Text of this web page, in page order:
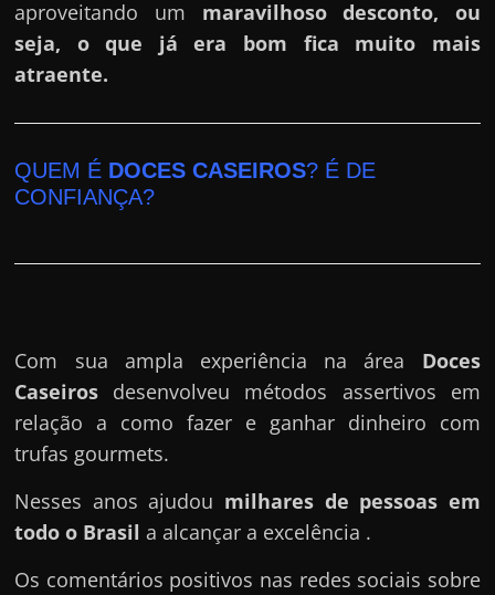
aproveitando um maravilhoso desconto, ou
seja, o que já era bom fica muito mais
atraente.
QUEM É DOCES CASEIROS? É DE
CONFIANÇA?
Com sua ampla experiência na área Doces
Caseiros desenvolveu métodos assertivos em
relação a como fazer e ganhar dinheiro com
trufas gourmets.
Nesses anos ajudou milhares de pessoas em
todo o Brasil a alcançar a excelência .
Os comentários positivos nas redes sociais sobre